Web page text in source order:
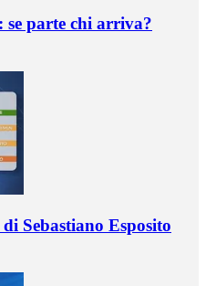
parte chi arriva?
Sebastiano Esposito